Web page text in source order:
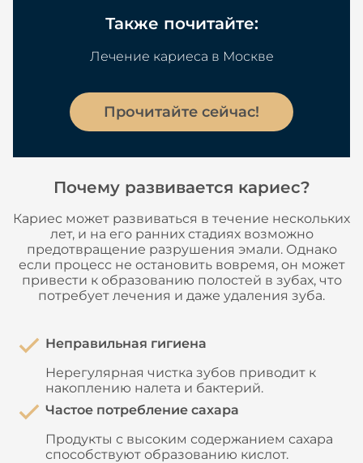
Также почитайте:
Лечение кариеса в Москве
Прочитайте сейчас!
Почему развивается кариес?
Кариес может развиваться в течение нескольких
лет, и на его ранних стадиях возможно
предотвращение разрушения эмали. Однако
если процесс не остановить вовремя, он может
привести к образованию полостей в зубах, что
потребует лечения и даже удаления зуба.
Неправильная гигиена
Нерегулярная чистка зубов приводит к
накоплению налета и бактерий.
Частое потребление сахара
Продукты с высоким содержанием сахара
способствуют образованию кислот.